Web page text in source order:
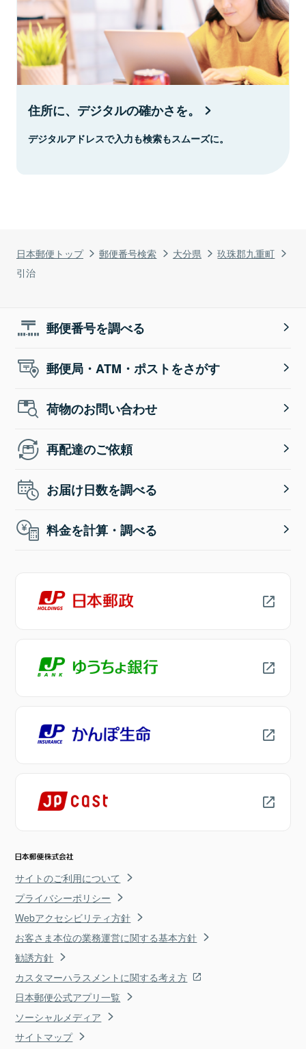
日本郵便トップ 郵便番号検索 大分県
玖珠郡九重町
引治
住所に、デジタルの確かさを。
デジタルアドレスで入力も検索もスムーズに。
郵便番号を調べる
郵便局・ATM・ポストをさがす
荷物のお問い合わせ
再配達のご依頼
お届け日数を調べる
料金を計算・調べる
サイトのご利用について
プライバシーポリシー
Webアクセシビリティ方針
お客さま本位の業務運営に関する基本方針
勧誘方針
カスタマーハラスメントに関する考え方
日本郵便公式アプリ一覧
ソーシャルメディア
サイトマップ